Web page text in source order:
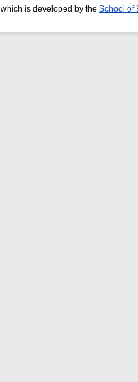
which is developed by the School of